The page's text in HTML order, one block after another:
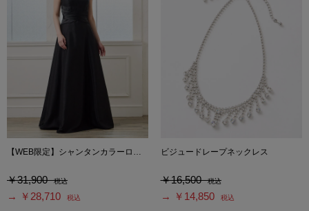
【WEB限定】シャンタンカラーロングドレス
￥31,900 税込
→ ￥28,710 税込
ビジュードレープネックレス
￥16,500 税込
→ ￥14,850 税込